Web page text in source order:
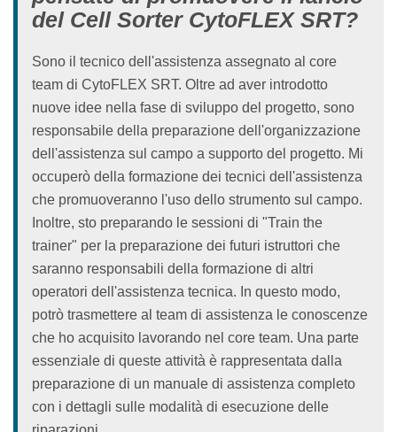
del Cell Sorter CytoFLEX SRT?
Sono il tecnico dell'assistenza assegnato al core
team di CytoFLEX SRT. Oltre ad aver introdotto
nuove idee nella fase di sviluppo del progetto, sono
responsabile della preparazione dell'organizzazione
dell'assistenza sul campo a supporto del progetto. Mi
occuperò della formazione dei tecnici dell'assistenza
che promuoveranno l'uso dello strumento sul campo.
Inoltre, sto preparando le sessioni di "Train the
trainer" per la preparazione dei futuri istruttori che
saranno responsabili della formazione di altri
operatori dell'assistenza tecnica. In questo modo,
potrò trasmettere al team di assistenza le conoscenze
che ho acquisito lavorando nel core team. Una parte
essenziale di queste attività è rappresentata dalla
preparazione di un manuale di assistenza completo
con i dettagli sulle modalità di esecuzione delle